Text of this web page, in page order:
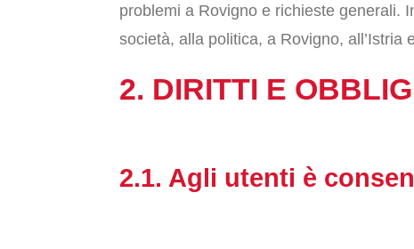
problemi a Rovigno e richieste generali.
società, alla politica, a Rovigno, all’Istria
2. DIRITTI E
2.1. Agli utenti è